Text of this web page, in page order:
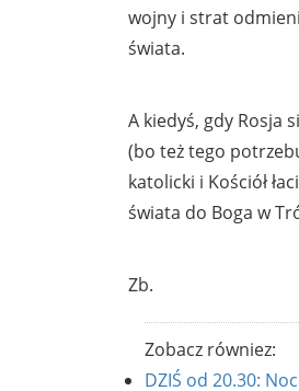
wojny i strat
świata.
A kiedyś, gdy Rosja
(bo też tego
katolicki i Kościół
świata do Boga w
Zb.
Zobacz równiez:
DZIŚ od 20.30: